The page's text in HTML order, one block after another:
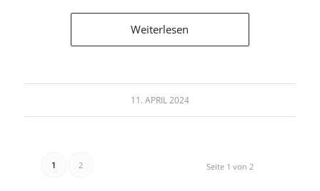
Weiterlesen
11. APRIL 2024
Seite 1 von 2
1 2